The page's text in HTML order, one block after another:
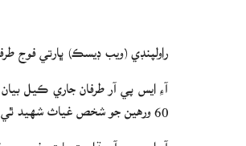
راولپنڊي (ويب ڊيسڪ) ڀارتي فوج
آءِ ايس پي آر طرفان جاري ڪيل
آءِ ايس پي آر ٻڌايو ته ڀارتي فوج جي فائرنگ